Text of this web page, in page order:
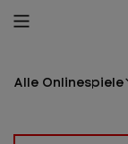
Alle Onlinespiele